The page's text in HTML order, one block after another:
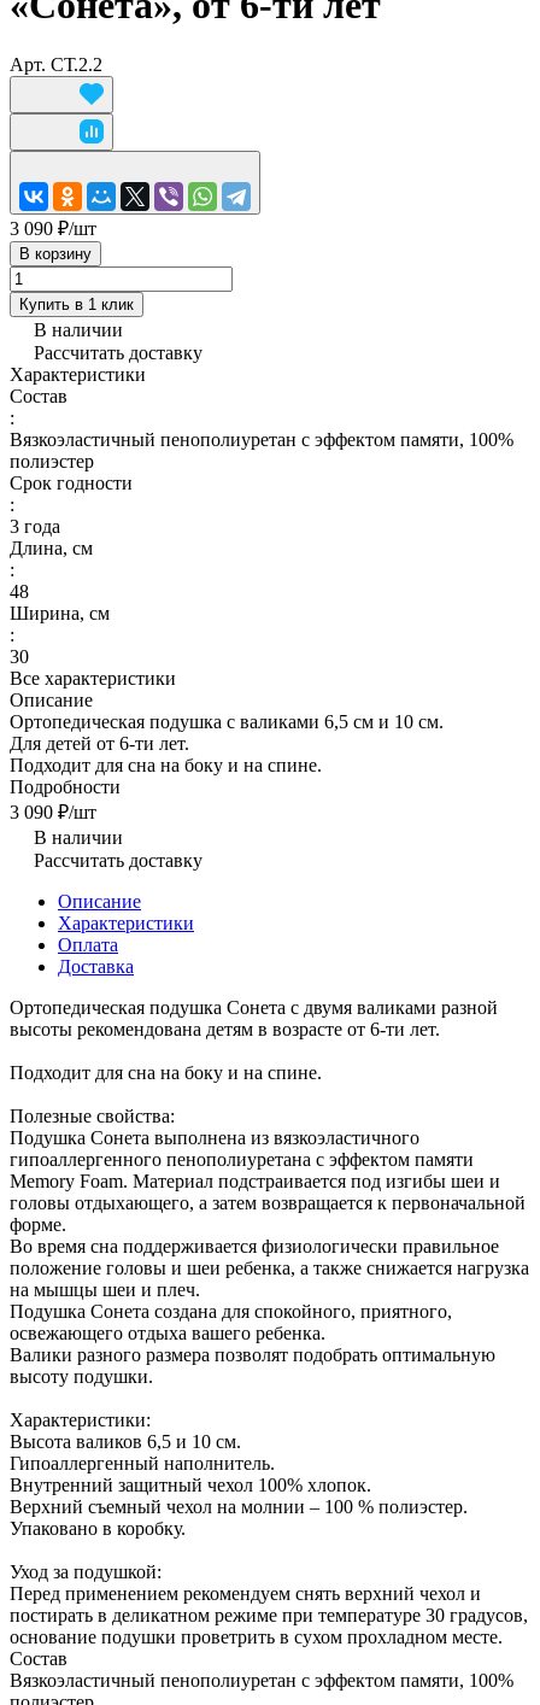
Арт. СТ.2.2
3 090 ₽/шт
В корзину
Купить в 1 клик
В наличии
Рассчитать доставку
Характеристики
Состав
:
Вязкоэластичный пенополиуретан с эффектом памяти, 100%
полиэстер
Срок годности
:
3 года
Длина, см
:
48
Ширина, см
:
30
Все характеристики
Описание
Ортопедическая подушка с валиками 6,5 см и 10 см.
Для детей от 6-ти лет.
Подходит для сна на боку и на спине.
Подробности
3 090 ₽/шт
В наличии
Рассчитать доставку
Описание
Характеристики
Оплата
Доставка
Ортопедическая подушка Сонета с двумя валиками разной
высоты рекомендована детям в возрасте от 6-ти лет.
Подходит для сна на боку и на спине.
Полезные свойства:
Подушка Сонета выполнена из вязкоэластичного
гипоаллергенного пенополиуретана с эффектом памяти
Memory Foam. Материал подстраивается под изгибы шеи и
головы отдыхающего, а затем возвращается к первоначальной
форме.
Во время сна поддерживается физиологически правильное
положение головы и шеи ребенка, а также снижается нагрузка
на мышцы шеи и плеч.
Подушка Сонета создана для спокойного, приятного,
освежающего отдыха вашего ребенка.
Валики разного размера позволят подобрать оптимальную
высоту подушки.
Характеристики:
Высота валиков 6,5 и 10 см.
Гипоаллергенный наполнитель.
Внутренний защитный чехол 100% хлопок.
Верхний съемный чехол на молнии – 100 % полиэстер.
Упаковано в коробку.
Уход за подушкой:
Перед применением рекомендуем снять верхний чехол и
постирать в деликатном режиме при температуре 30 градусов,
основание подушки проветрить в сухом прохладном месте.
Состав
Вязкоэластичный пенополиуретан с эффектом памяти, 100%